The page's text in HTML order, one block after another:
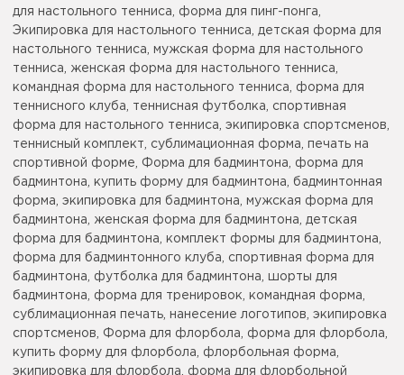
для настольного тенниса, форма для пинг-понга,
Экипировка для настольного тенниса, детская форма для
настольного тенниса, мужская форма для настольного
тенниса, женская форма для настольного тенниса,
командная форма для настольного тенниса, форма для
теннисного клуба, теннисная футболка, спортивная
форма для настольного тенниса, экипировка спортсменов,
теннисный комплект, сублимационная форма, печать на
спортивной форме, Форма для бадминтона, форма для
бадминтона, купить форму для бадминтона, бадминтонная
форма, экипировка для бадминтона, мужская форма для
бадминтона, женская форма для бадминтона, детская
форма для бадминтона, комплект формы для бадминтона,
форма для бадминтонного клуба, спортивная форма для
бадминтона, футболка для бадминтона, шорты для
бадминтона, форма для тренировок, командная форма,
сублимационная печать, нанесение логотипов, экипировка
спортсменов, Форма для флорбола, форма для флорбола,
купить форму для флорбола, флорбольная форма,
экипировка для флорбола, форма для флорбольной